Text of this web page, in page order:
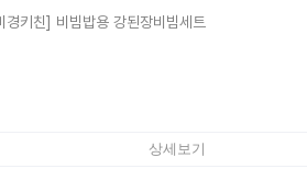
경키친] 비빔밥용 강된장비빔세트
상세보기